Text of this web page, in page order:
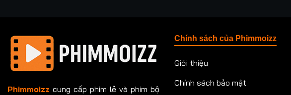
Phimmoizz cung cấp phim lẻ và phim bộ
Chính sách của Phimmoizz
Giới thiệu
Chính sách bảo mật